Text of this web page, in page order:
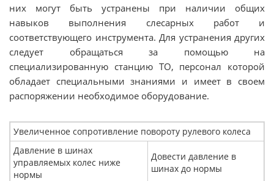
них могут быть устранены при наличии общих
навыков выполнения слесарных работ и
соответствующего инструмента. Для устранения других
следует обращаться за помощью на
специализированную станцию ТО, персонал которой
обладает специальными знаниями и имеет в своем
распоряжении необходимое оборудование.
Увеличенное сопротивление повороту рулевого колеса
Давление в шинах
управляемых колес ниже
нормы
Довести давление в
шинах до нормы